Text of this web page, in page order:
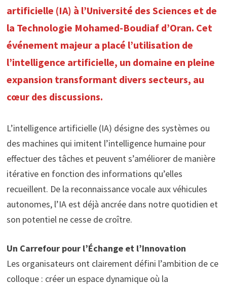
artificielle (IA) à l’Université des Sciences et de
la Technologie Mohamed-Boudiaf d’Oran. Cet
événement majeur a placé l’utilisation de
l’intelligence artificielle, un domaine en pleine
expansion transformant divers secteurs, au
cœur des discussions.
L’intelligence artificielle (IA) désigne des systèmes ou
des machines qui imitent l’intelligence humaine pour
effectuer des tâches et peuvent s’améliorer de manière
itérative en fonction des informations qu’elles
recueillent. De la reconnaissance vocale aux véhicules
autonomes, l’IA est déjà ancrée dans notre quotidien et
son potentiel ne cesse de croître.
Un Carrefour pour l’Échange et l’Innovation
Les organisateurs ont clairement défini l’ambition de ce
colloque : créer un espace dynamique où la